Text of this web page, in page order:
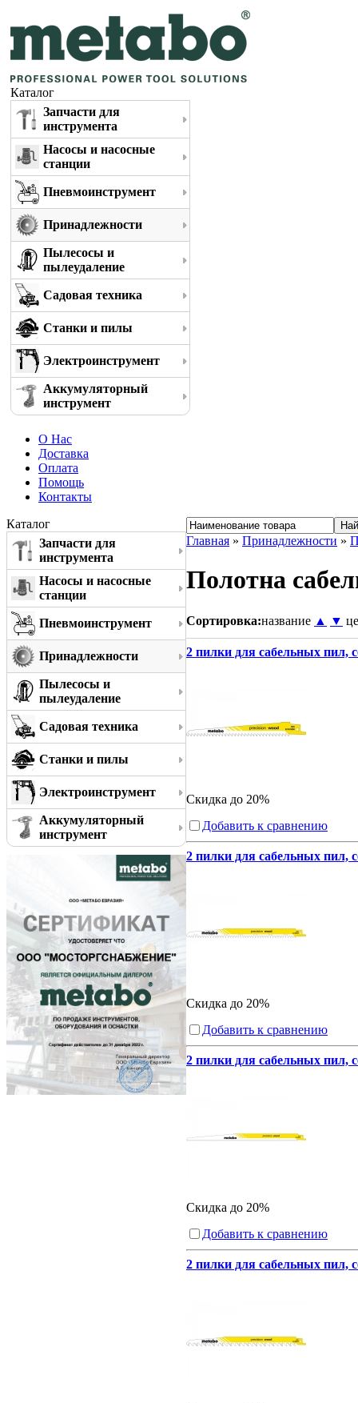
Каталог
Запчасти для
инструмента
Насосы и насосные
станции
Пневмоинструмент
Принадлежности
Пылесосы и
пылеудаление
Садовая техника
Станки и пилы
Электроинструмент
Аккумуляторный
инструмент
О Нас
Доставка
Оплата
Помощь
Контакты
Каталог
Запчасти для
инструмента
Насосы и насосные
станции
Пневмоинструмент
Принадлежности
Пылесосы и
пылеудаление
Садовая техника
Станки и пилы
Электроинструмент
Аккумуляторный
инструмент
Главная » Принадлежности »
Полотна
Сортировка:название ▲ ▼
2 пилки для сабельных пил,
Скидка до 20%
Добавить к сравнению
2 пилки для сабельных пил,
Скидка до 20%
Добавить к сравнению
2 пилки для сабельных пил,
Скидка до 20%
Добавить к сравнению
2 пилки для сабельных пил,